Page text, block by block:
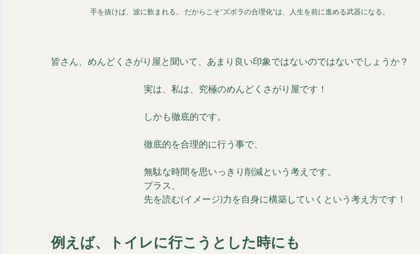
手を抜けば、波に飲まれる。 だからこそ“ズボラの合理化”は、人生を前に進める武器になる。
皆さん、めんどくさがり屋と聞いて、あまり良い印象ではないのではないでしょうか？
実は、私は、究極のめんどくさがり屋です！
しかも徹底的です。
徹底的を合理的に行う事で、
無駄な時間を思いっきり削減という考えです。
プラス、
先を読む(イメージ)力を自身に構築していくという考え方です！
例えば、トイレに行こうとした時にも